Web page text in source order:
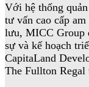
Với hệ thống
tư vấn cao cấp
lưu, MICC Group
sự và kế hoạch
CapitaLand
The Fullton